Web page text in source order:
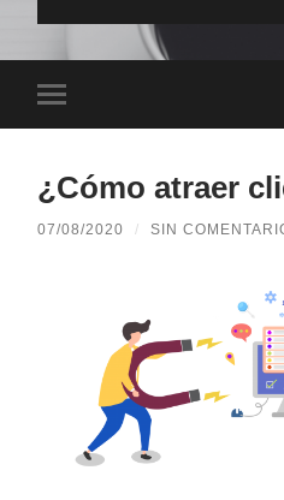
el
móvil
¿Cómo atraer
07/08/2020 / SIN